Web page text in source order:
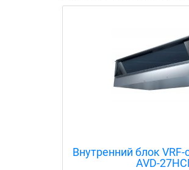
Внутренний блок
AUD-